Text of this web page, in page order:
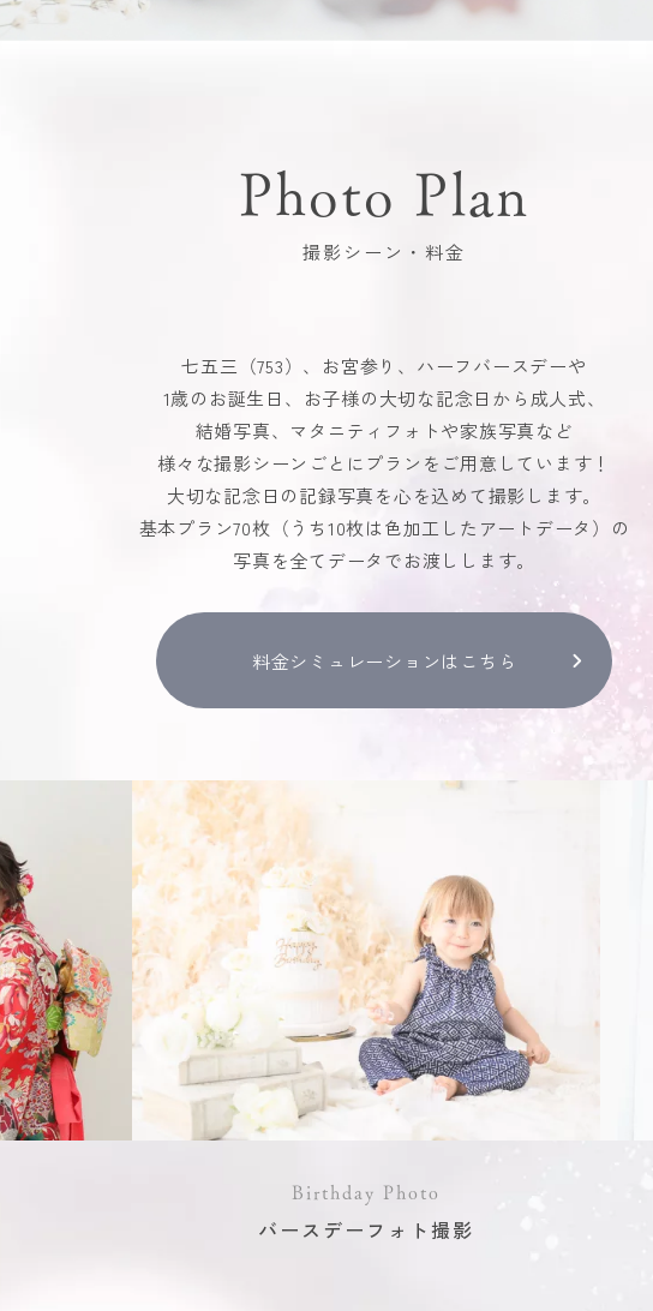
Photo Plan
撮影シーン・料金
七五三（753）、お宮参り、ハーフバースデーや
1歳のお誕生日、お子様の大切な記念日から成人式、
結婚写真、マタニティフォトや家族写真など
様々な撮影シーンごとにプランをご用意しています！
大切な記念日の記録写真を心を込めて撮影します。
基本プラン70枚（うち10枚は色加工したアートデータ）の
写真を全てデータでお渡しします。
料金シミュレーションはこちら
Birthday Photo
バースデーフォト撮影